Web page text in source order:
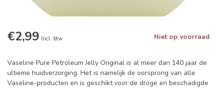
€2,99 Incl. btw Niet op voorraad
Vaseline Pure Petroleum Jelly Original is al meer dan 140 jaar de
ultieme huidverzorging. Het is namelijk de oorsprong van alle
Vaseline-producten en is geschikt voor de droge en beschadigde